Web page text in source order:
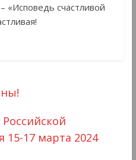
«Исповедь счастливой
15-17 марта 2024